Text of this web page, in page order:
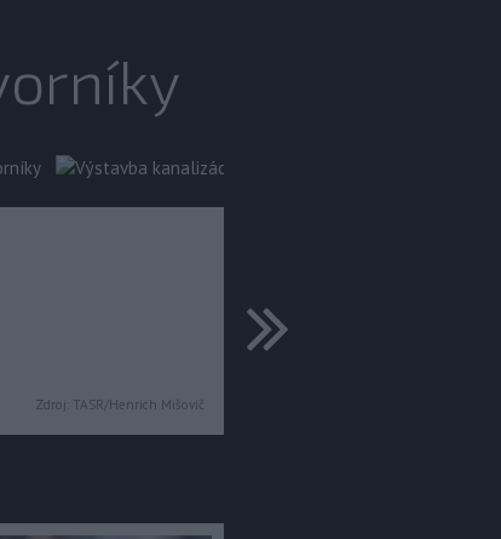
Zdroj: TASR/Henrich Mišovič
ďalšie